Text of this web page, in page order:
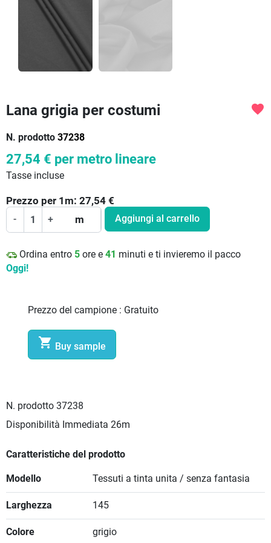
Lana grigia per costumi
N. prodotto 37238
favorite
27,54 € per metro lineare
Tasse incluse
Prezzo per 1 m: 27,54 €
- + m Aggiungi al carrello
Ordina entro 5 ore e 41 minuti e ti invieremo il pacco
Oggi!
Prezzo del campione : Gratuito
 Buy sample
N. prodotto 37238
Disponibilità Immediata 26m
Caratteristiche del prodotto
Modello Tessuti a tinta unita / senza fantasia
Larghezza 145
Colore grigio